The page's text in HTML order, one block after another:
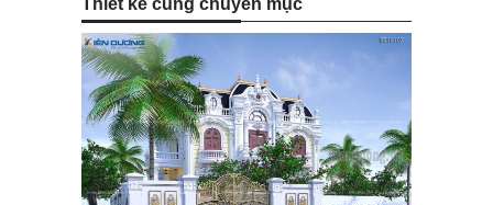
Thiết kế cùng chuyên mục